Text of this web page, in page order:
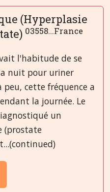
(Hyperplasie
03558...France
l'habitude de se
nuit pour uriner
peu, cette fréquence a
la journée. Le
un
(prostate